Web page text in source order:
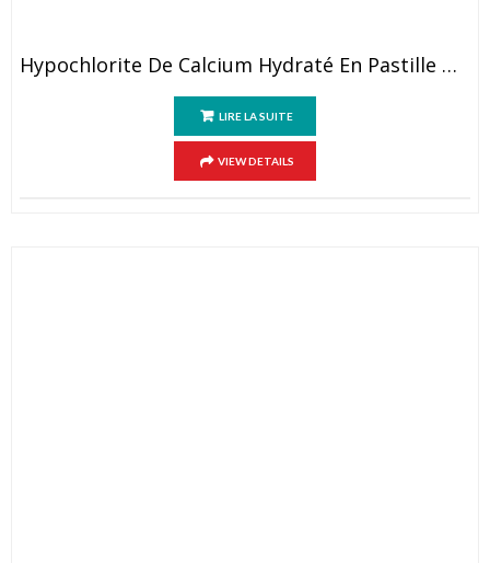
Hypochlorite De Calcium Hydraté En Pastille De 20g
LIRE LA SUITE
VIEW DETAILS